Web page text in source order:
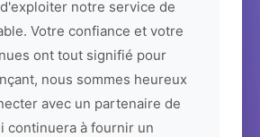
notre service de
Votre confiance et votre
ont tout signifié pour
nous sommes heureux
avec un partenaire de
continuera à fournir un